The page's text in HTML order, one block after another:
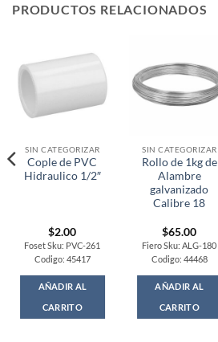
PRODUCTOS RELACIONADOS
SIN CATEGORIZAR
Cople de PVC
Hidraulico 1/2″
$2.00
Foset Sku: PVC-261
Codigo: 45417
AÑADIR AL
CARRITO
SIN CATEGORIZAR
Rollo de 1kg de
Alambre
galvanizado
Calibre 18
$65.00
Fiero Sku: ALG-180
Codigo: 44468
AÑADIR AL
CARRITO